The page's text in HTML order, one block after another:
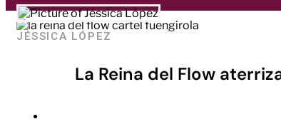
JÉSSICA LÓPEZ
La Reina del Flow